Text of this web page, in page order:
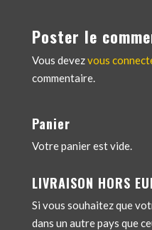
Poster le
Vous devezvous
commentaire.
Panier
Votre panier est vide.
LIVRAISON HORS
Si vous souhaitez que
dans un autre pays que